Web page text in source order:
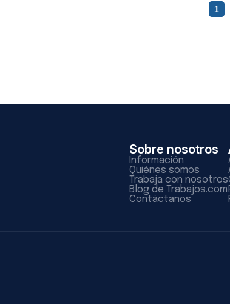
1
Sobre nosotros
Información
Quiénes somos
Trabaja con nosotros
Blog de Trabajos.com
Contáctanos